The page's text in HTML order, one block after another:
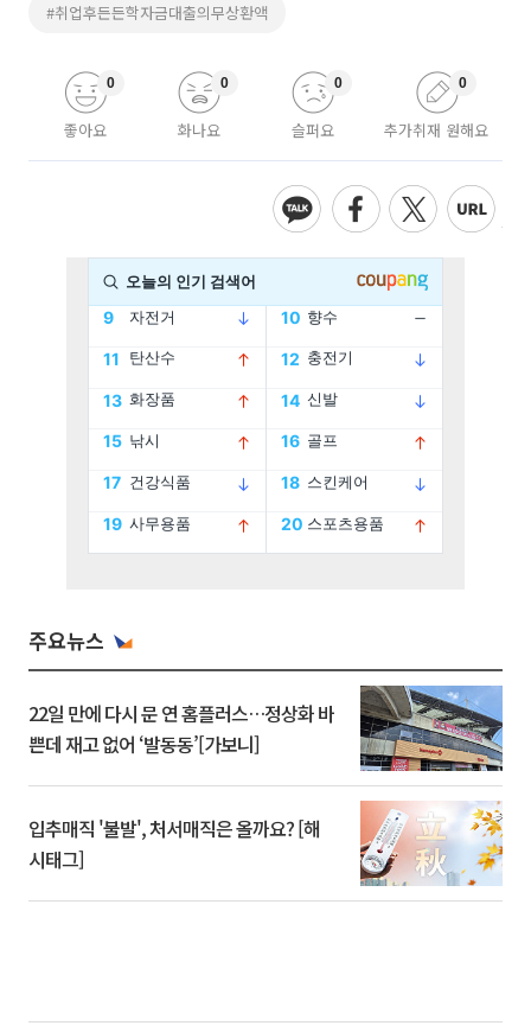
#취업후든든학자금대출의무상환액
좋아요
0
화나요
0
슬퍼요
0
추가취재 원해요
0
주요뉴스
22일 만에 다시 문 연 홈플러스…정상화 바
쁜데 재고 없어 ‘발동동’[가보니]
입추매직 '불발', 처서매직은 올까요? [해
시태그]